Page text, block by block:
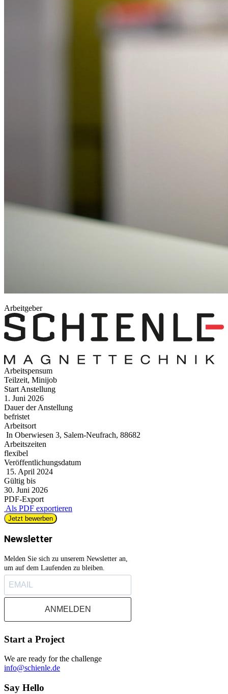
Arbeitgeber
Arbeitspensum
Teilzeit, Minijob
Start Anstellung
1. Juni 2026
Dauer der Anstellung
befristet
Arbeitsort
In Oberwiesen 3, Salem-Neufrach, 88682
Arbeitszeiten
flexibel
Veröffentlichungsdatum
15. April 2024
Gültig bis
30. Juni 2026
PDF-Export
Als PDF exportieren
Jetzt bewerben
Newsletter
Melden Sie sich zu unserem Newsletter an,
um auf dem Laufenden zu bleiben.
ANMELDEN
Start a Project
We are ready for the challenge
info@schienle.de
Say Hello